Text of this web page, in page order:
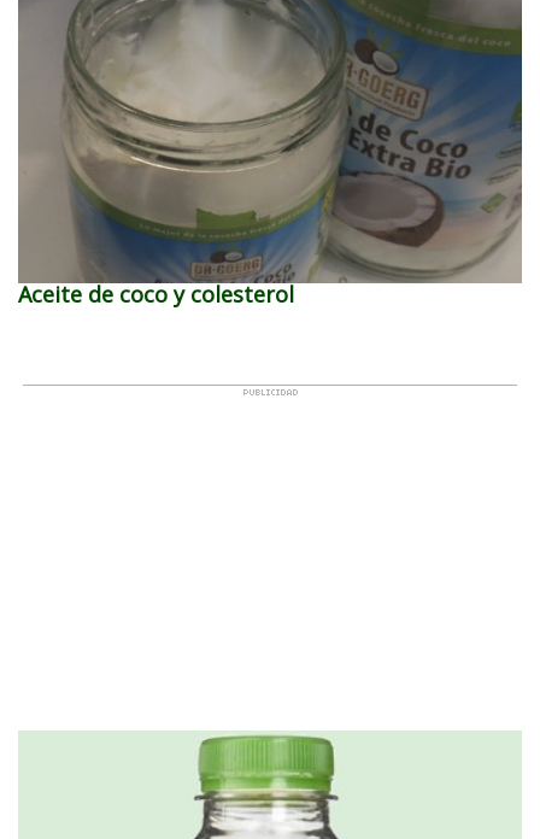
Aceite de coco y colesterol